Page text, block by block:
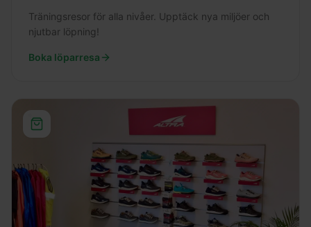
Träningsresor för alla nivåer. Upptäck nya miljöer och
njutbar löpning!
Boka löparresa